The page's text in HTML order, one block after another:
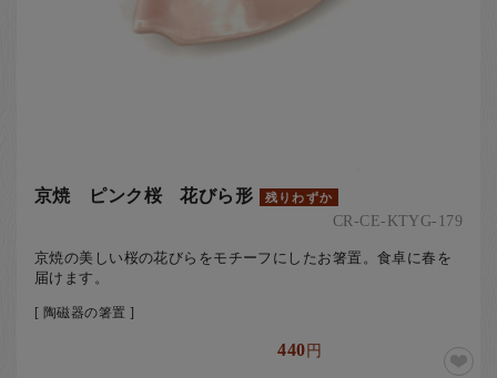
京焼 ピンク桜 花びら形 残りわずか
CR-CE-KTYG-179
京焼の美しい桜の花びらをモチーフにしたお箸置。食卓に春を
届けます。
[ 陶磁器の箸置 ]
440円